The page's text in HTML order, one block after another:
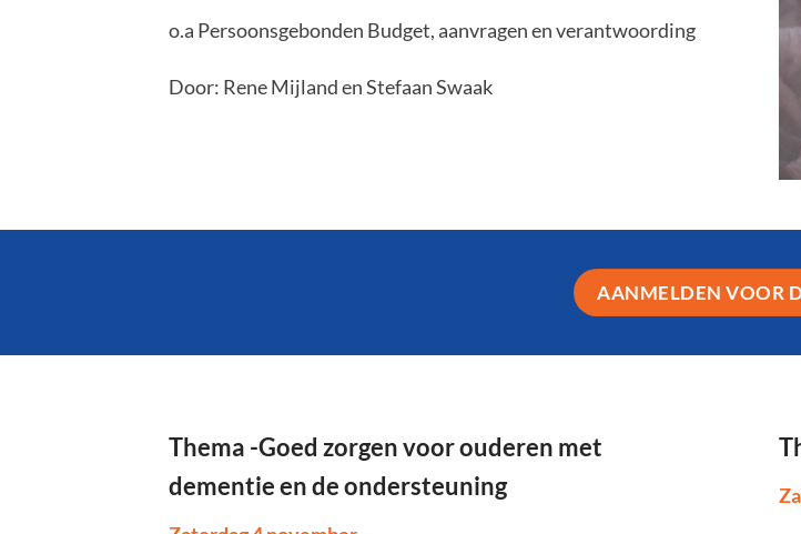
o.a Persoonsgebonden Budget, aanvragen en verantwoording
Door: Rene Mijland en Stefaan Swaak
AANMELDEN VOOR
Thema -Goed zorgen voor ouderen met
dementie en de ondersteuning